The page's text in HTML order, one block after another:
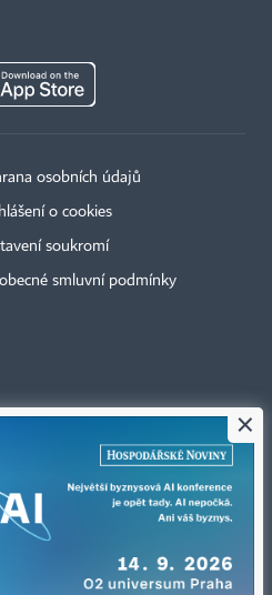
osobních údajů
o cookies
soukromí
smluvní podmínky
Bez písemného svolení vydavatele je
díla, zejména rozmnožování a šíření
×